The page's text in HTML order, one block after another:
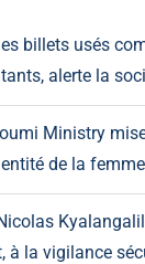
billets usés
alerte la
Ministry
de la
à la vigilance